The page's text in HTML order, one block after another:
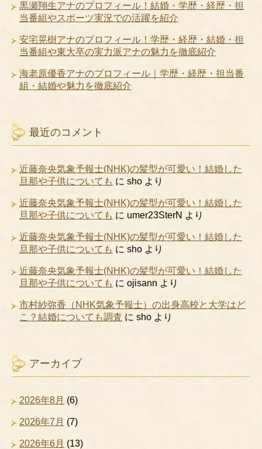
黒瀬翔生アナのプロフィール！結婚・学歴・経歴・担
当番組やスポーツ実況での活躍を紹介
安宅晃樹アナのプロフィール！学歴・経歴・結婚・担
当番組や東大卒の実力派アナの魅力を徹底紹介
海老原優香アナのプロフィール｜学歴・経歴・担当番
組・結婚や魅力を徹底紹介
最近のコメント
近藤奈央気象予報士(NHK)の髪型が可愛い！結婚した
旦那や子供についても に sho より
近藤奈央気象予報士(NHK)の髪型が可愛い！結婚した
旦那や子供についても に umer23SterN より
近藤奈央気象予報士(NHK)の髪型が可愛い！結婚した
旦那や子供についても に sho より
近藤奈央気象予報士(NHK)の髪型が可愛い！結婚した
旦那や子供についても に ojisann より
市村紗弥香（NHK気象予報士）の出身高校と大学はど
こ？結婚についても調査 に sho より
アーカイブ
2026年8月 (6)
2026年7月 (7)
2026年6月 (13)